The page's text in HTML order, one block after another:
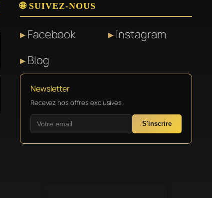
🌐 SUIVEZ-NOUS
Facebook
Instagram
Blog
Newsletter
Recevez nos offres exclusives
S'inscrire